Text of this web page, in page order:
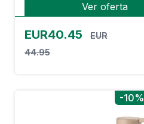
Ver oferta
EUR40.45
EUR
44.95
-10%